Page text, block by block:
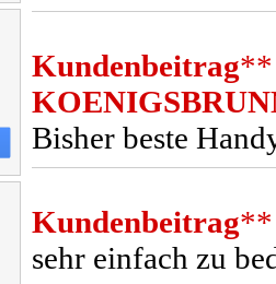
Kundenbeitrag**
Bisher beste
Kundenbeitrag**
sehr einfach zu